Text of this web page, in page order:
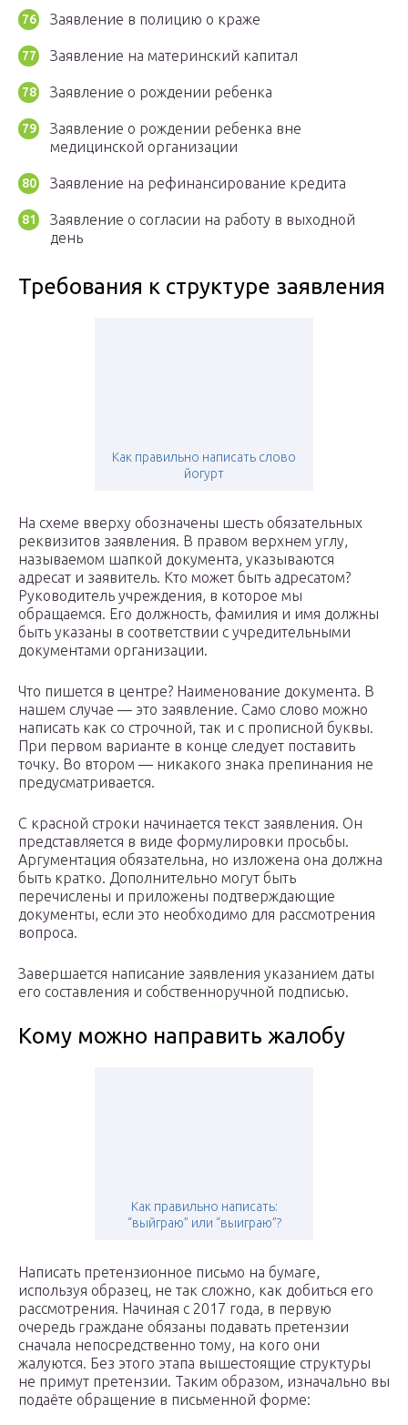
Заявление в полицию о краже
Заявление на материнский капитал
Заявление о рождении ребенка
Заявление о рождении ребенка вне
медицинской организации
Заявление на рефинансирование кредита
Заявление о согласии на работу в выходной
день
Требования к структуре заявления
Как правильно написать слово
йогурт
На схеме вверху обозначены шесть обязательных
реквизитов заявления. В правом верхнем углу,
называемом шапкой документа, указываются
адресат и заявитель. Кто может быть адресатом?
Руководитель учреждения, в которое мы
обращаемся. Его должность, фамилия и имя должны
быть указаны в соответствии с учредительными
документами организации.
Что пишется в центре? Наименование документа. В
нашем случае — это заявление. Само слово можно
написать как со строчной, так и с прописной буквы.
При первом варианте в конце следует поставить
точку. Во втором — никакого знака препинания не
предусматривается.
С красной строки начинается текст заявления. Он
представляется в виде формулировки просьбы.
Аргументация обязательна, но изложена она должна
быть кратко. Дополнительно могут быть
перечислены и приложены подтверждающие
документы, если это необходимо для рассмотрения
вопроса.
Завершается написание заявления указанием даты
его составления и собственноручной подписью.
Кому можно направить жалобу
Как правильно написать:
“выйграю” или “выиграю”?
Написать претензионное письмо на бумаге,
используя образец, не так сложно, как добиться его
рассмотрения. Начиная с 2017 года, в первую
очередь граждане обязаны подавать претензии
сначала непосредственно тому, на кого они
жалуются. Без этого этапа вышестоящие структуры
не примут претензии. Таким образом, изначально вы
подаёте обращение в письменной форме: